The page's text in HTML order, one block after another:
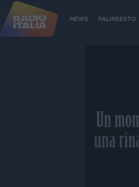
NEWS PALINSESTO